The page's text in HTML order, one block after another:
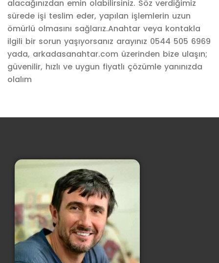
alacağınızdan emin olabilirsiniz. Söz verdiğimiz
sürede işi teslim eder, yapılan işlemlerin uzun
ömürlü olmasını sağlarız.Anahtar veya kontakla
ilgili bir sorun yaşıyorsanız arayınız 0544 505 6969
yada, arkadasanahtar.com üzerinden bize ulaşın;
güvenilir, hızlı ve uygun fiyatlı çözümle yanınızda
olalım